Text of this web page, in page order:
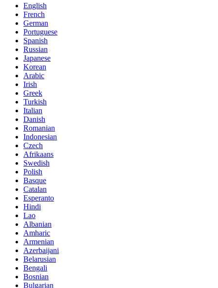
English
French
German
Portuguese
Spanish
Russian
Japanese
Korean
Arabic
Irish
Greek
Turkish
Italian
Danish
Romanian
Indonesian
Czech
Afrikaans
Swedish
Polish
Basque
Catalan
Esperanto
Hindi
Lao
Albanian
Amharic
Armenian
Azerbaijani
Belarusian
Bengali
Bosnian
Bulgarian